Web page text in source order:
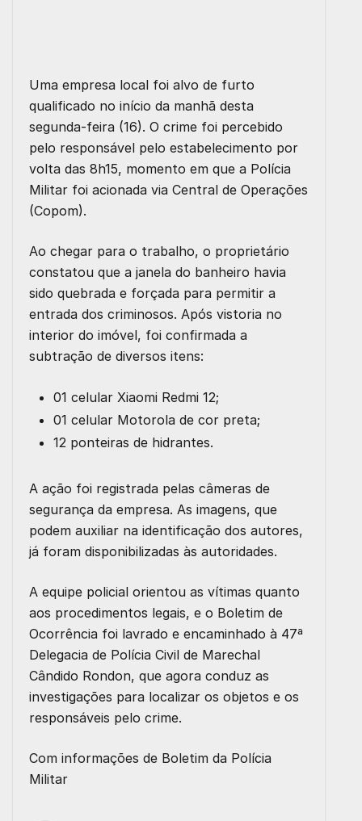
Uma empresa local foi alvo de furto
qualificado no início da manhã desta
segunda-feira (16). O crime foi percebido
pelo responsável pelo estabelecimento por
volta das 8h15, momento em que a Polícia
Militar foi acionada via Central de Operações
(Copom).
Ao chegar para o trabalho, o proprietário
constatou que a janela do banheiro havia
sido quebrada e forçada para permitir a
entrada dos criminosos. Após vistoria no
interior do imóvel, foi confirmada a
subtração de diversos itens:
01 celular Xiaomi Redmi 12;
01 celular Motorola de cor preta;
12 ponteiras de hidrantes.
A ação foi registrada pelas câmeras de
segurança da empresa. As imagens, que
podem auxiliar na identificação dos autores,
já foram disponibilizadas às autoridades.
A equipe policial orientou as vítimas quanto
aos procedimentos legais, e o Boletim de
Ocorrência foi lavrado e encaminhado à 47ª
Delegacia de Polícia Civil de Marechal
Cândido Rondon, que agora conduz as
investigações para localizar os objetos e os
responsáveis pelo crime.
Com informações de Boletim da Polícia
Militar